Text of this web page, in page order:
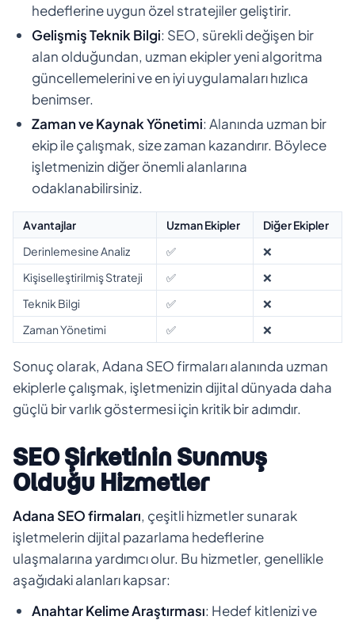
hedeflerine uygun özel stratejiler geliştirir.
Gelişmiş Teknik Bilgi: SEO, sürekli değişen bir
alan olduğundan, uzman ekipler yeni algoritma
güncellemelerini ve en iyi uygulamaları hızlıca
benimser.
Zaman ve Kaynak Yönetimi: Alanında uzman bir
ekip ile çalışmak, size zaman kazandırır. Böylece
işletmenizin diğer önemli alanlarına
odaklanabilirsiniz.
Avantajlar Uzman Ekipler
Diğer Ekipler
Derinlemesine Analiz
✅
❌
Kişiselleştirilmiş Strateji
✅
❌
Teknik Bilgi
✅
❌
Zaman Yönetimi
✅ ❌
Sonuç olarak, Adana SEO firmaları alanında uzman
ekiplerle çalışmak, işletmenizin dijital dünyada daha
güçlü bir varlık göstermesi için kritik bir adımdır.
SEO Şirketinin Sunmuş
Olduğu Hizmetler
Adana SEO firmaları, çeşitli hizmetler sunarak
işletmelerin dijital pazarlama hedeflerine
ulaşmalarına yardımcı olur. Bu hizmetler, genellikle
aşağıdaki alanları kapsar:
Anahtar Kelime Araştırması: Hedef kitlenizi ve